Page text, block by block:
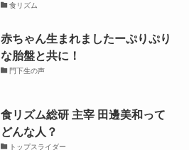
食リズム
赤ちゃん生まれましたーぷりぷり
な胎盤と共に！
門下生の声
食リズム総研 主宰 田邊美和って
どんな人？
トップスライダー